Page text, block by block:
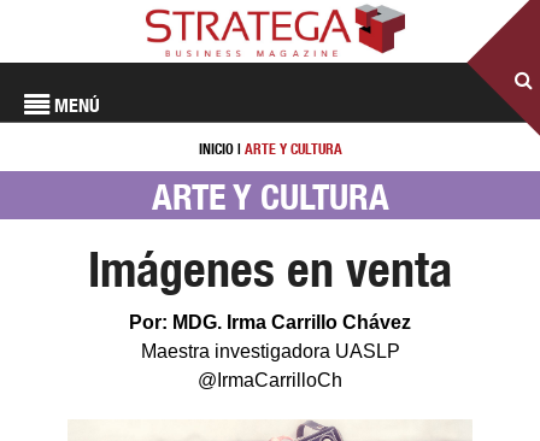
MENÚ
INICIO| ARTE Y CULTURA
ARTE Y CULTURA
Imágenes en venta
Por: MDG. Irma Carrillo Chávez
Maestra investigadora UASLP
@IrmaCarrilloCh